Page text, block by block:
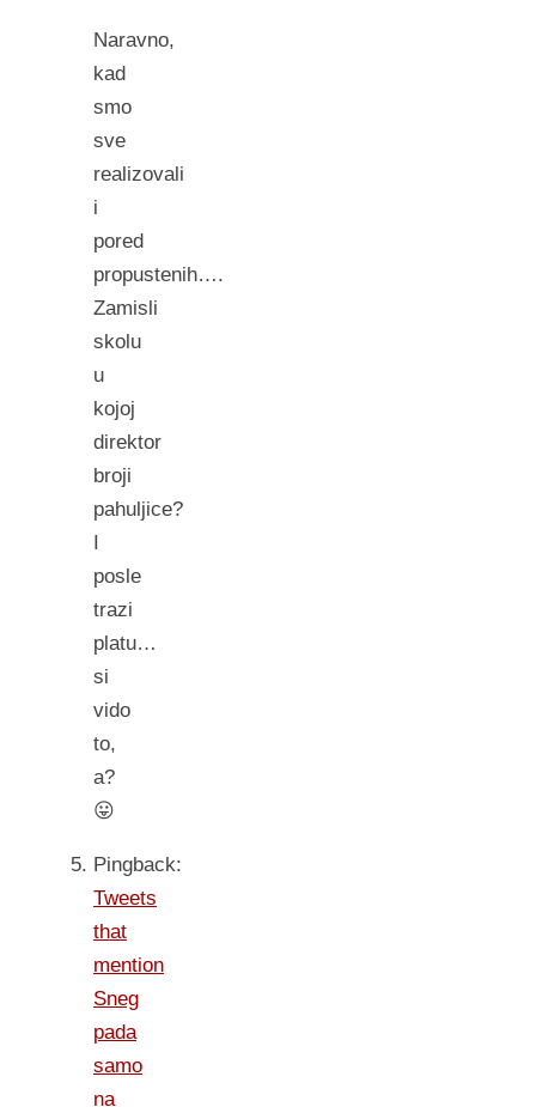
Naravno,
kad
smo
sve
realizovali
i
pored
propustenih….
Zamisli
skolu
u
kojoj
direktor
broji
pahuljice?
I
posle
trazi
platu…
si
vido
to,
a?
😛
Pingback:
Tweets
that
mention
Sneg
pada
samo
na